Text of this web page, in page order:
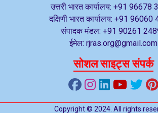
उत्तरी भारत कार्यालय: +91 96678
दक्षिणी भारत कार्यालय: +91 96060
संपादक मंडल: +91 90261
ईमेल: rjras.org@gmail.com
सोशल साइट्स संपर्क
Copyright © 2024. All rights